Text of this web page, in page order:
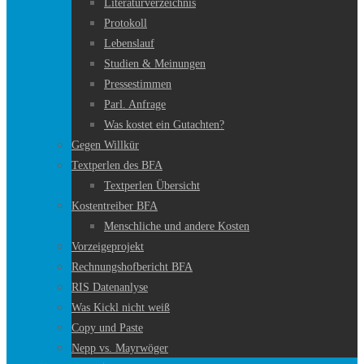
Literaturverzeichnis
Protokoll
Lebenslauf
Studien & Meinungen
Pressestimmen
Parl. Anfrage
Was kostet ein Gutachten?
Gegen Willkür
Textperlen des BFA
Textperlen Übersicht
Kostentreiber BFA
Menschliche und andere Kosten
Vorzeigeprojekt
Rechnungshofbericht BFA
RIS Datenanlyse
Was Kickl nicht weiß
Copy und Paste
Nepp vs. Mayrwöger